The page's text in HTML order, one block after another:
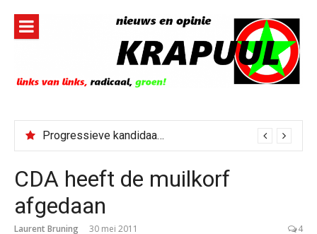
inhoud
Progressieve kandidaat El-Sayed senaatskandidaat Michigan
CDA heeft de muilkorf
afgedaan
Laurent Bruning 30 mei 2011 4